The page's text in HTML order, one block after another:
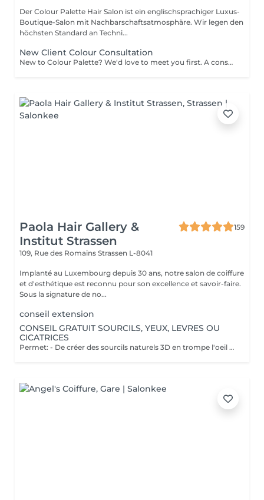
Der Colour Palette Hair Salon ist ein englischsprachiger Luxus-
Boutique-Salon mit Nachbarschaftsatmosphäre. Wir legen den
höchsten Standard an Techni...
New Client Colour Consultation
New to Colour Palette? We'd love to meet you first. A consultation is required before booking any new colour service, including highlights, balayage, blonding, and colour transformations. During your consultation, we'll discuss your hair goals, assess your hair, and create a personalised colour plan together. Solid root retouch appointments are exempt from this requirement. Ideal for: Major colour changes Colour corrections First-time lightening or blonding Extension inquiries Unsure clients
Paola Hair Gallery &
Institut Strassen
159
109, Rue des Romains Strassen L-8041
Implanté au Luxembourg depuis 30 ans, notre salon de coiffure
et d'esthétique est reconnu pour son excellence et savoir-faire.
Sous la signature de no...
conseil extension
CONSEIL GRATUIT SOURCILS, YEUX, LEVRES OU
CICATRICES
Permet: - De créer des sourcils naturels 3D en trompe l'oeil en poils pour parfaire une ligne déjà existante en effet poudré. - De définir et volumiser vos lèvres dans des teintes nuées ou donner un effet légèrement maquillé. - Pour les yeux vous pouvez opter pour un trait fin au ras des cils pour un résultat discret ou un liner poudré pour un effet raffiné. Il est également possible de corriger des cicatrices. Notre esthéticienne Elodie pratique la micropigmentation digitale à ne pas confondre avec le microblading ( lame manuelle ) depuis plus de 10 ans. Pas d'effets tatouage, pas de pigments qui virent, pas de cicatrices. Cette méthode ne crée pas de cicatrices et permet d'insérer le pigment de manière douce dans la peau. Les pigments utilisés ne virent pas dans le temps et Elodie vous promet un résultat raffiné et non un effet marqué style "tatouage". Nous vous proposons un rendez-vous conseil gratuit afin de visualiser l'effet avec du maquillage et d'obtenir les réponses à vos questions.